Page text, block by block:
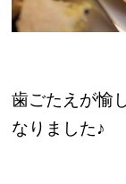
歯ごたえが愉
なりました♪